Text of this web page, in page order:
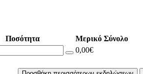
Ποσότητα
Μερικό Σύνολο
0,00€